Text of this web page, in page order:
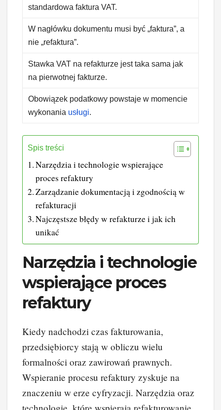
standardowa faktura VAT.
W nagłówku dokumentu musi być „faktura”, a
nie „refaktura”.
Stawka VAT na refakturze jest taka sama jak
na pierwotnej fakturze.
Obowiązek podatkowy powstaje w momencie
wykonania usługi.
Spis treści
Narzędzia i technologie wspierające
proces refaktury
Zarządzanie dokumentacją i zgodnością w
refakturacji
Najczęstsze błędy w refakturze i jak ich
unikać
Narzędzia i technologie
wspierające proces
refaktury
Kiedy nadchodzi czas fakturowania,
przedsiębiorcy stają w obliczu wielu
formalności oraz zawirowań prawnych.
Wspieranie procesu refaktury zyskuje na
znaczeniu w erze cyfryzacji. Narzędzia oraz